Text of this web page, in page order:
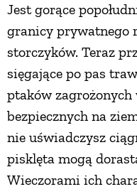
Jest gorące
granicy prywatnego
storczyków. Teraz
sięgające po pas
ptaków
bezpiecznych na
nie uświadczysz
pisklęta mogą
Wieczorami ich